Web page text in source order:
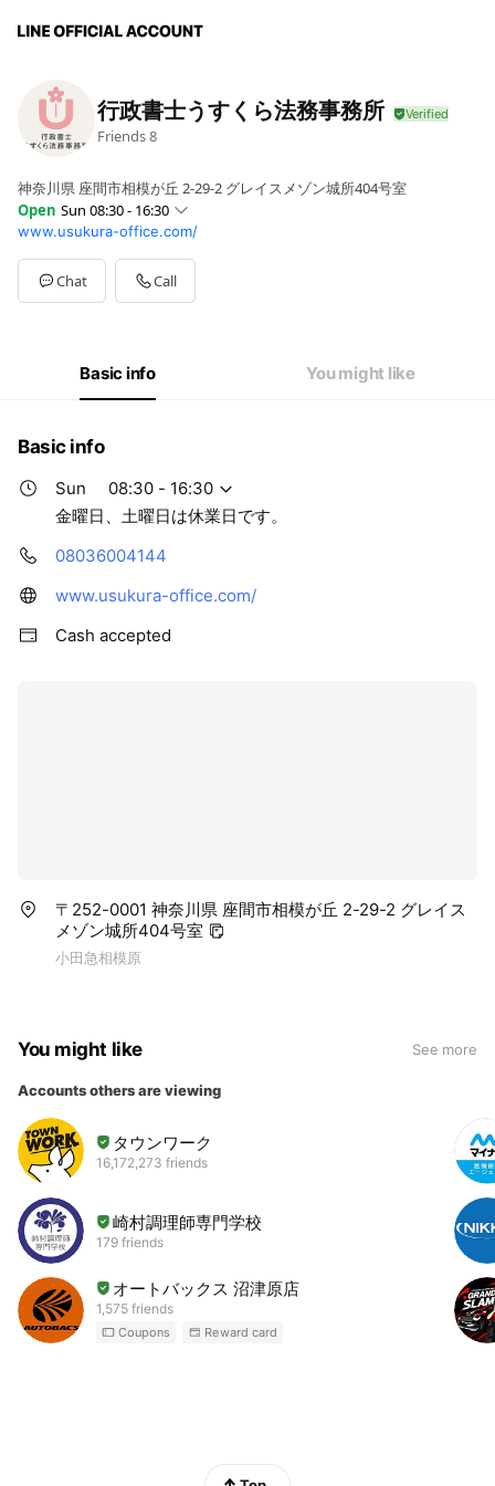
行政書士うすくら法務事務所
Friends8
神奈川県 座間市相模が丘 2-29-2 グレイスメゾン城所404号室
Open Sun 08:30 - 16:30
Sun08:30 - 16:30
Mon00:30 - 16:30
Tue08:30 - 16:30
Wed08:30 - 16:30
00:00 - 00:00
金曜日、土曜日は休業日です。
www.usukura-office.com/
Chat Call
Basic info You might like
Basic info
Sun
08:30 - 16:30
金曜日、土曜日は休業日です。
08036004144
www.usukura-office.com/
Cash accepted
〒252-0001 神奈川県 座間市相模が丘 2-29-2 グレイス
メゾン城所404号室
小田急相模原
You might like See more
Accounts others are viewing
タウンワーク
16,172,273 friends
崎村調理師専門学校
179 friends
オートバックス 沼津原店
1,575 friends
Coupons Reward card